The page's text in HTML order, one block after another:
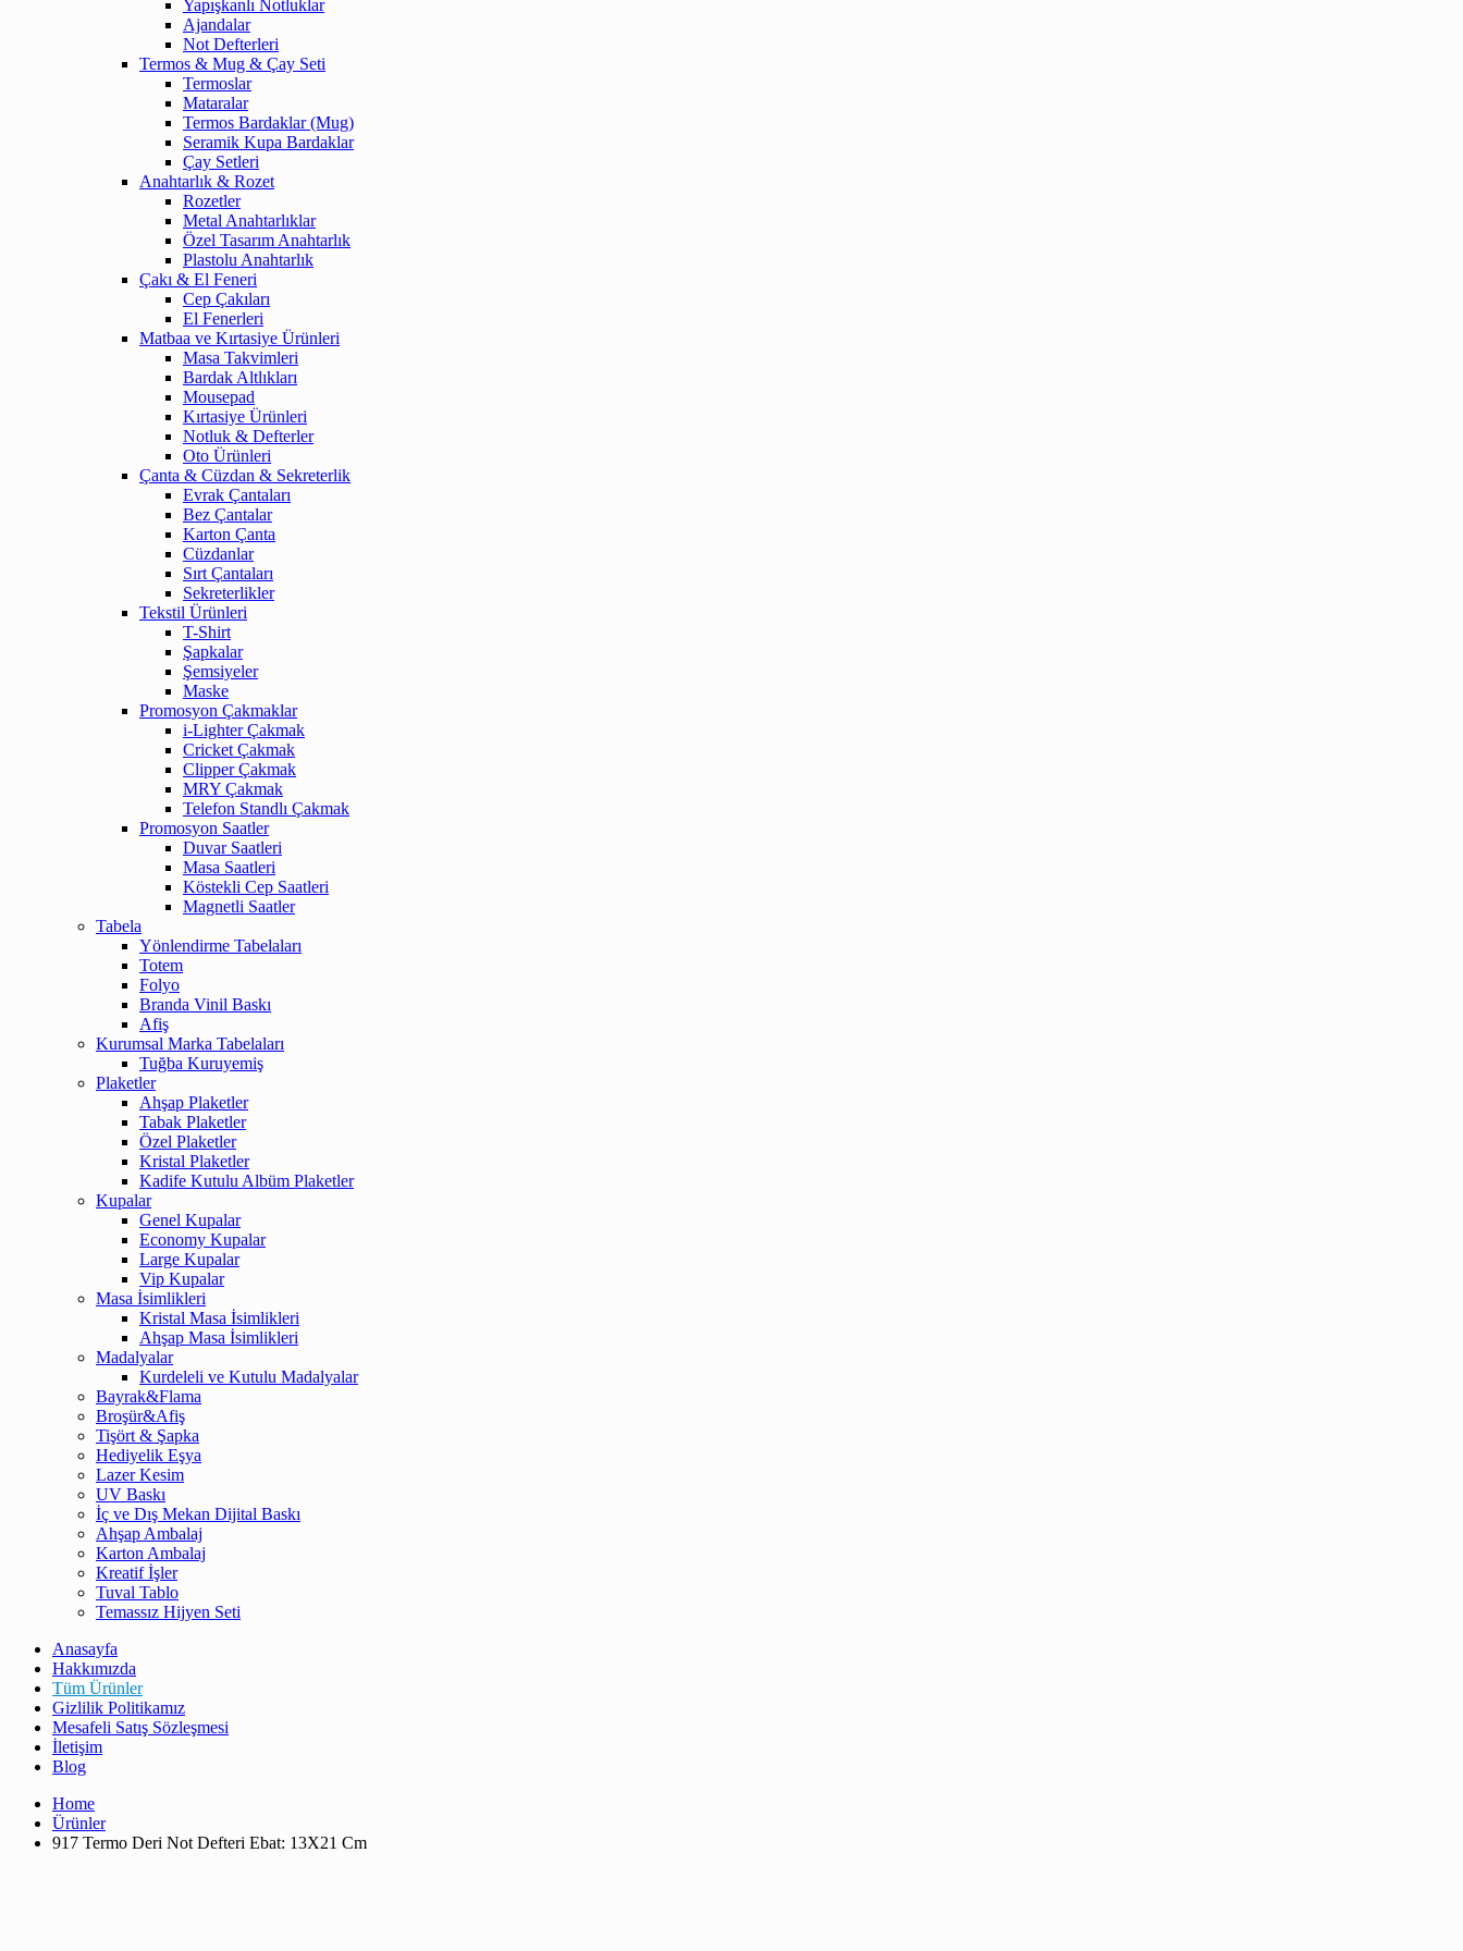
Yapışkanlı Notluklar
Ajandalar
Not Defterleri
Termos & Mug & Çay Seti
Termoslar
Mataralar
Termos Bardaklar (Mug)
Seramik Kupa Bardaklar
Çay Setleri
Anahtarlık & Rozet
Rozetler
Metal Anahtarlıklar
Özel Tasarım Anahtarlık
Plastolu Anahtarlık
Çakı & El Feneri
Cep Çakıları
El Fenerleri
Matbaa ve Kırtasiye Ürünleri
Masa Takvimleri
Bardak Altlıkları
Mousepad
Kırtasiye Ürünleri
Notluk & Defterler
Oto Ürünleri
Çanta & Cüzdan & Sekreterlik
Evrak Çantaları
Bez Çantalar
Karton Çanta
Cüzdanlar
Sırt Çantaları
Sekreterlikler
Tekstil Ürünleri
T-Shirt
Şapkalar
Şemsiyeler
Maske
Promosyon Çakmaklar
i-Lighter Çakmak
Cricket Çakmak
Clipper Çakmak
MRY Çakmak
Telefon Standlı Çakmak
Promosyon Saatler
Duvar Saatleri
Masa Saatleri
Köstekli Cep Saatleri
Magnetli Saatler
Tabela
Yönlendirme Tabelaları
Totem
Folyo
Branda Vinil Baskı
Afiş
Kurumsal Marka Tabelaları
Tuğba Kuruyemiş
Plaketler
Ahşap Plaketler
Tabak Plaketler
Özel Plaketler
Kristal Plaketler
Kadife Kutulu Albüm Plaketler
Kupalar
Genel Kupalar
Economy Kupalar
Large Kupalar
Vip Kupalar
Masa İsimlikleri
Kristal Masa İsimlikleri
Ahşap Masa İsimlikleri
Madalyalar
Kurdeleli ve Kutulu Madalyalar
Bayrak&Flama
Broşür&Afiş
Tişört & Şapka
Hediyelik Eşya
Lazer Kesim
UV Baskı
İç ve Dış Mekan Dijital Baskı
Ahşap Ambalaj
Karton Ambalaj
Kreatif İşler
Tuval Tablo
Temassız Hijyen Seti
Anasayfa
Hakkımızda
Tüm Ürünler
Gizlilik Politikamız
Mesafeli Satış Sözleşmesi
İletişim
Blog
Home
Ürünler
917 Termo Deri Not Defteri Ebat: 13X21 Cm